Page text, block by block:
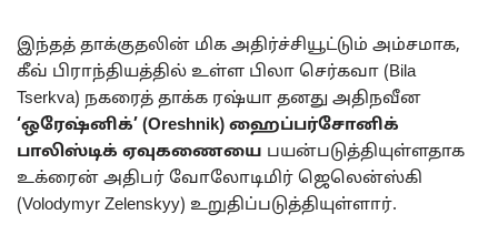
இந்தத் தாக்குதலின் மிக அதிர்ச்சியூட்டும் அம்சமாக,
கீவ் பிராந்தியத்தில் உள்ள பிலா செர்கவா (Bila
Tserkva) நகரைத் தாக்க ரஷ்யா தனது அதிநவீன
‘ஒரேஷ்னிக்’ (Oreshnik) ஹைப்பர்சோனிக்
பாலிஸ்டிக் ஏவுகணையை பயன்படுத்தியுள்ளதாக
உக்ரைன் அதிபர் வோலோடிமிர் ஜெலென்ஸ்கி
(Volodymyr Zelenskyy) உறுதிப்படுத்தியுள்ளார்.